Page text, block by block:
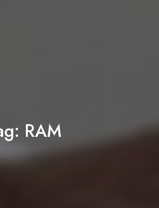
RAM